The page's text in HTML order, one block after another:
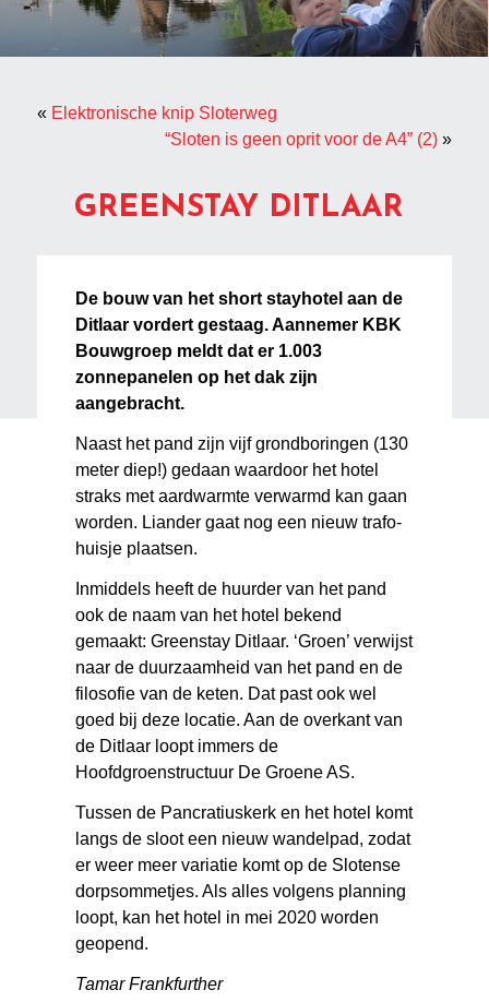
« Elektronische knip Sloterweg
“Sloten is geen oprit voor de A4” (2)»
GREENSTAY DITLAAR
De bouw van het short stayhotel aan de
Ditlaar vordert gestaag. Aannemer KBK
Bouwgroep meldt dat er 1.003
zonnepanelen op het dak zijn
aangebracht.
Naast het pand zijn vijf grondboringen (130
meter diep!) gedaan waardoor het hotel
straks met aardwarmte verwarmd kan gaan
worden. Liander gaat nog een nieuw trafo-
huisje plaatsen.
Inmiddels heeft de huurder van het pand
ook de naam van het hotel bekend
gemaakt: Greenstay Ditlaar. ‘Groen’ verwijst
naar de duurzaamheid van het pand en de
filosofie van de keten. Dat past ook wel
goed bij deze locatie. Aan de overkant van
de Ditlaar loopt immers de
Hoofdgroenstructuur De Groene AS.
Tussen de Pancratiuskerk en het hotel komt
langs de sloot een nieuw wandelpad, zodat
er weer meer variatie komt op de Slotense
dorpsommetjes. Als alles volgens planning
loopt, kan het hotel in mei 2020 worden
geopend.
Tamar Frankfurther